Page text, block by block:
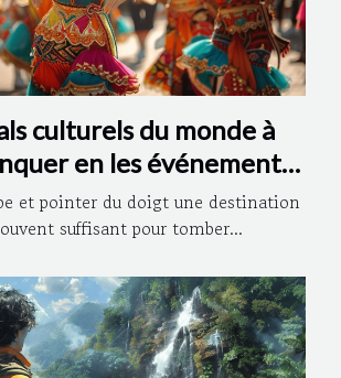
culturels du monde à
en les événements
et pointer du doigt une destination
suffisant pour tomber...